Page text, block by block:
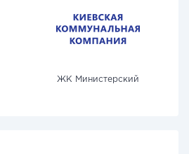
ЖК Министерский